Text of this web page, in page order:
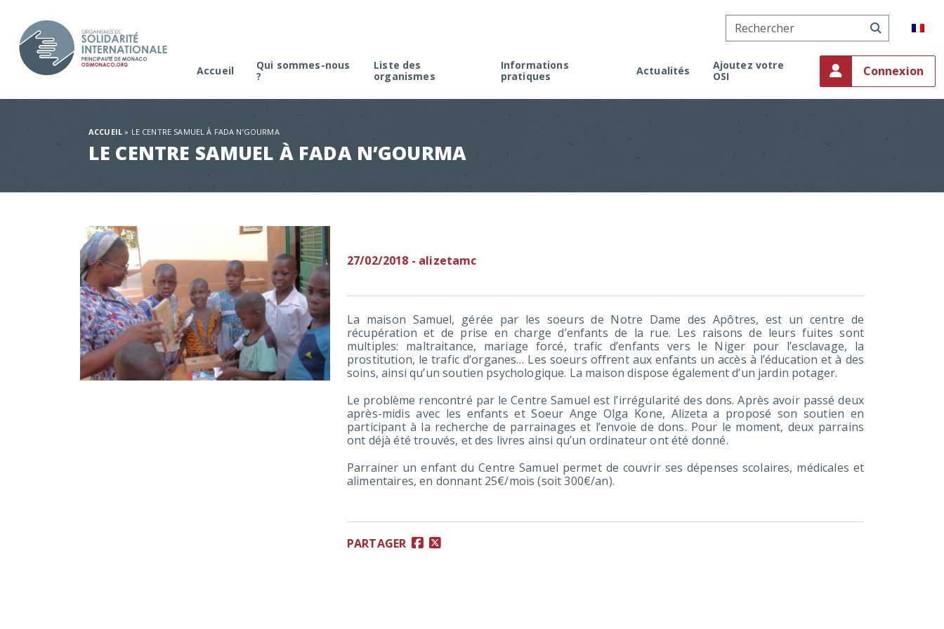
Accueil
Qui sommes-nous
?
Liste des
organismes
Informations
pratiques
Faire une demande d’agrément
Rappel de la réglementation
Actualités
Ajoutez votre
OSI
Connexion
ACCUEIL » LE CENTRE SAMUEL À FADA N’GOURMA
LE CENTRE SAMUEL À FADA N’GOURMA
27/02/2018 - alizetamc
La maison Samuel, gérée par les soeurs de Notre Dame des Apôtres, est un centre de
récupération et de prise en charge d’enfants de la rue. Les raisons de leurs fuites sont
multiples: maltraitance, mariage forcé, trafic d’enfants vers le Niger pour l’esclavage, la
prostitution, le trafic d’organes… Les soeurs offrent aux enfants un accès à l’éducation et à des
soins, ainsi qu’un soutien psychologique. La maison dispose également d’un jardin potager.
Le problème rencontré par le Centre Samuel est l’irrégularité des dons. Après avoir passé deux
après-midis avec les enfants et Soeur Ange Olga Kone, Alizeta a proposé son soutien en
participant à la recherche de parrainages et l’envoie de dons. Pour le moment, deux parrains
ont déjà été trouvés, et des livres ainsi qu’un ordinateur ont été donné.
Parrainer un enfant du Centre Samuel permet de couvrir ses dépenses scolaires, médicales et
alimentaires, en donnant 25€/mois (soit 300€/an).
PARTAGER